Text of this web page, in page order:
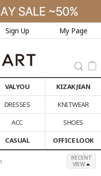
Sign Up My Page
VALYOU
KIZAK JEAN
DRESSES
KNITWEAR
ACC
SHOES
CASUAL OFFICE LOOK
RECENT
VIEW